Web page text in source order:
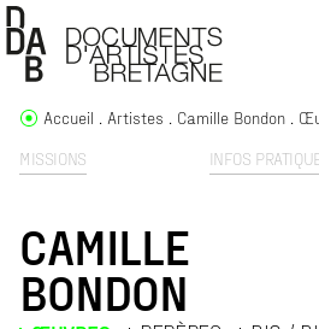
MISSIONS INFOS
Accueil Artistes Camille Bondon
CAMILLE
BONDON